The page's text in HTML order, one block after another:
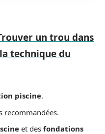
un trou dans
technique du
piscine.
recommandées.
et des fondations